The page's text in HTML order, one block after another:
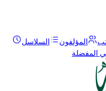
المؤلفون
السلاسل
المفضلة